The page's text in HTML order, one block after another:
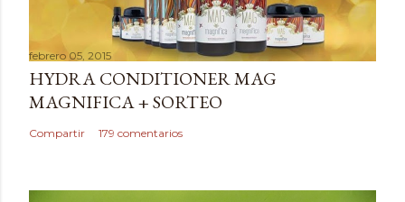
a
r
u
n
c
febrero 05, 2015
HYDRA CONDITIONER MAG
MAGNIFICA + SORTEO
Compartir 179 comentarios